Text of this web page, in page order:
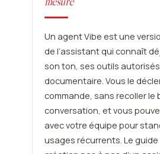
Un agent Vibe est une
de l’assistant qui connaît
son ton, ses outils
documentaire. Vous le
commande, sans recoller le
conversation, et vous
avec votre équipe pour
usages récurrents. Le guide